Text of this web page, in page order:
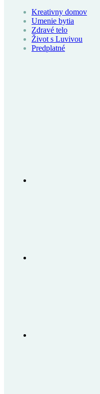
Kreativny domov
Umenie bytia
Zdravé telo
Život s Luvivou
Predplatné